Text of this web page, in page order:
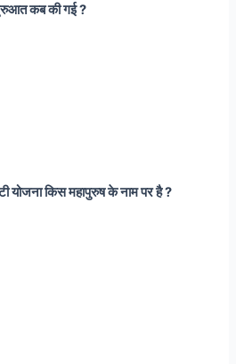
कब की गई ?
योजना किस महापुरुष के नाम पर है ?